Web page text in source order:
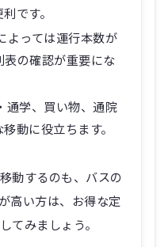
です。
よっては運行本数が
の確認が重要にな
通学、買い物、通院
動に役立ちます。
動するのも、バスの
高い方は、お得な定
てみましょう。